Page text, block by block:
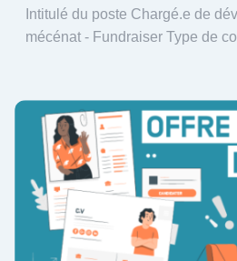
Intitulé du poste Chargé.e de
mécénat - Fundraiser Type de